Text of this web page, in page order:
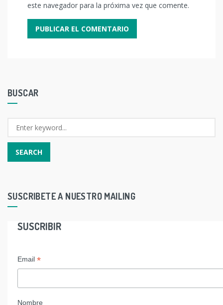
este navegador para la próxima vez que comente.
BUSCAR
SUSCRIBETE A NUESTRO MAILING
SUSCRIBIR
Email *
Nombre